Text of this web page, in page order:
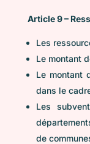
Article 9 –
Les
Le montant
Le montant
dans le
Les
de